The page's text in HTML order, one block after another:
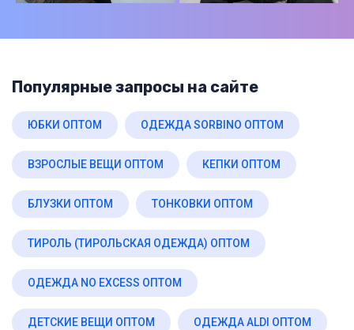
Популярные запросы на сайте
ЮБКИ ОПТОМ ОДЕЖДА SORBINO ОПТОМ
ВЗРОСЛЫЕ ВЕЩИ ОПТОМ КЕПКИ ОПТОМ
БЛУЗКИ ОПТОМ ТОНКОВКИ ОПТОМ
ТИРОЛЬ (ТИРОЛЬСКАЯ ОДЕЖДА) ОПТОМ
ОДЕЖДА NO EXCESS ОПТОМ
ДЕТСКИЕ ВЕЩИ ОПТОМ ОДЕЖДА ALDI ОПТОМ